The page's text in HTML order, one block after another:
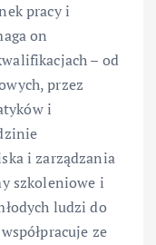
pracy i
on
– od
przez
i
i zarządzania
szkoleniowe i
ludzi do
ze